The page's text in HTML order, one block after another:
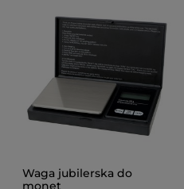
Waga jubilerska do
monet